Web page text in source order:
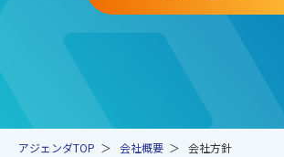
アジェンダTOP 会社概要 会社方針